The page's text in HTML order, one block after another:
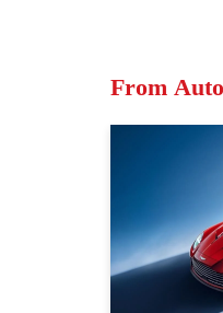
From Auto